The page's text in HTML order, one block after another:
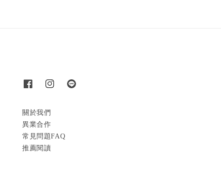
關於我們
異業合作
常見問題FAQ
推薦閱讀